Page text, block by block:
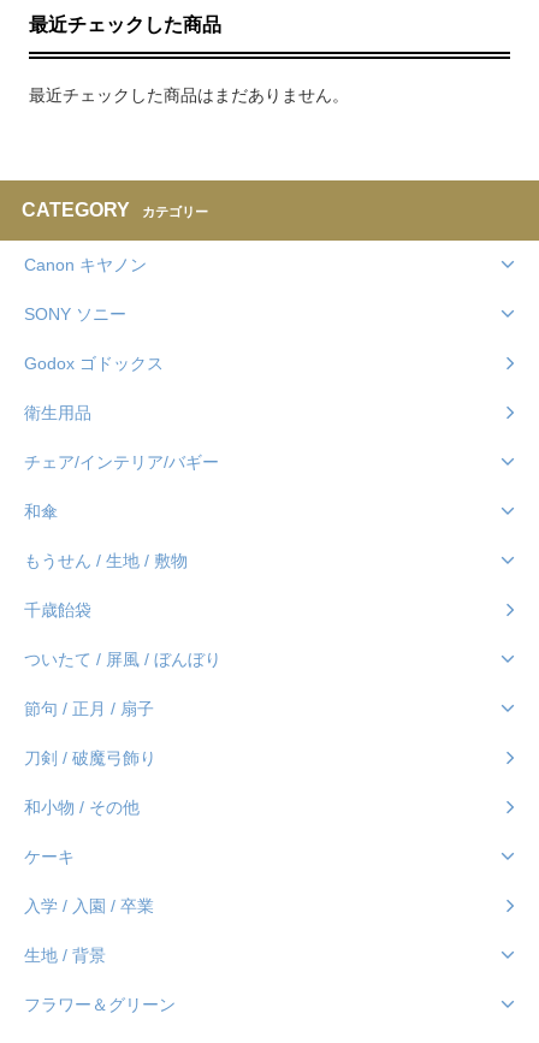
最近チェックした商品
最近チェックした商品はまだありません。
CATEGORY カテゴリー
Canon キヤノン
SONY ソニー
Godox ゴドックス
衛生用品
チェア/インテリア/バギー
和傘
もうせん / 生地 / 敷物
千歳飴袋
ついたて / 屏風 / ぼんぼり
節句 / 正月 / 扇子
刀剣 / 破魔弓飾り
和小物 / その他
ケーキ
入学 / 入園 / 卒業
生地 / 背景
フラワー＆グリーン